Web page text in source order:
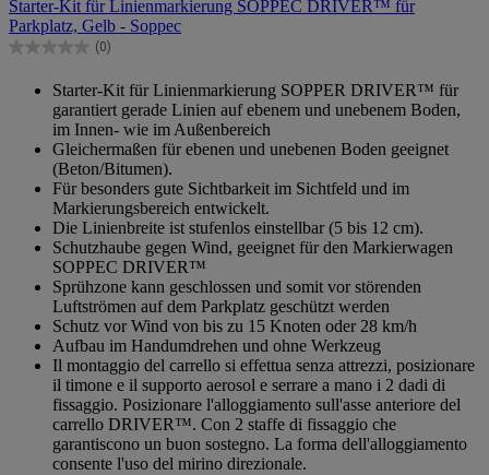
5
Sternen.
Starter-Kit für Linienmarkierung SOPPEC DRIVER™ für
Parkplatz, Gelb - Soppec
(0)
0.0
Sternen.
Starter-Kit für Linienmarkierung SOPPER DRIVER™ für
garantiert gerade Linien auf ebenem und unebenem Boden,
im Innen- wie im Außenbereich
Gleichermaßen für ebenen und unebenen Boden geeignet
(Beton/Bitumen).
Für besonders gute Sichtbarkeit im Sichtfeld und im
Markierungsbereich entwickelt.
Die Linienbreite ist stufenlos einstellbar (5 bis 12 cm).
Schutzhaube gegen Wind, geeignet für den Markierwagen
SOPPEC DRIVER™
Sprühzone kann geschlossen und somit vor störenden
Luftströmen auf dem Parkplatz geschützt werden
Schutz vor Wind von bis zu 15 Knoten oder 28 km/h
Aufbau im Handumdrehen und ohne Werkzeug
Il montaggio del carrello si effettua senza attrezzi, posizionare
il timone e il supporto aerosol e serrare a mano i 2 dadi di
fissaggio. Posizionare l'alloggiamento sull'asse anteriore del
carrello DRIVER™. Con 2 staffe di fissaggio che
garantiscono un buon sostegno. La forma dell'alloggiamento
consente l'uso del mirino direzionale.